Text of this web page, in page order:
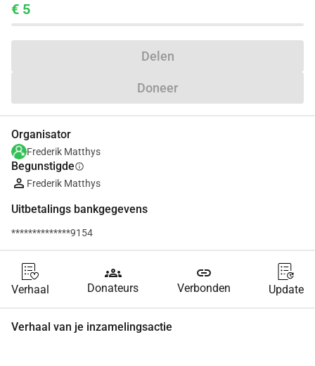
€ 5
Delen
Doneer
Organisator
Frederik Matthys
Begunstigdeinfo
Frederik Matthys
Uitbetalings bankgegevens
**************9154
Verhaal
groups
Donateurs
link
Verbonden Update
Verhaal van je inzamelingsactie